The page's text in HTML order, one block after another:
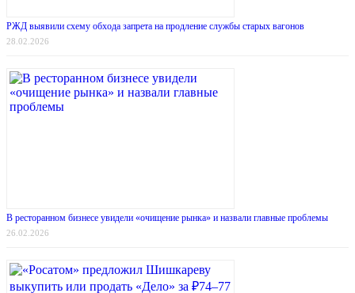
РЖД выявили схему обхода запрета на продление службы старых вагонов
28.02.2026
В ресторанном бизнесе увидели «очищение рынка» и назвали главные проблемы
26.02.2026